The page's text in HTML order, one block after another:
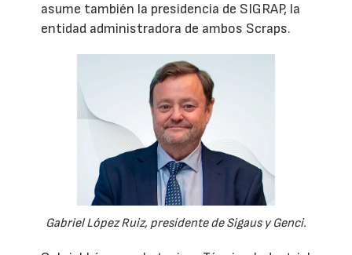
asume también la presidencia de SIGRAP, la
entidad administradora de ambos Scraps.
Gabriel López Ruiz, presidente de Sigaus y Genci.